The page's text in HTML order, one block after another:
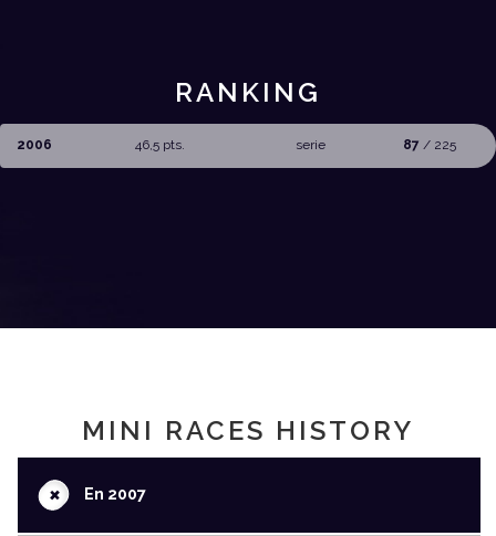
RANKING
2006 46,5 pts. serie 87 / 225
MINI RACES HISTORY
+En 2007